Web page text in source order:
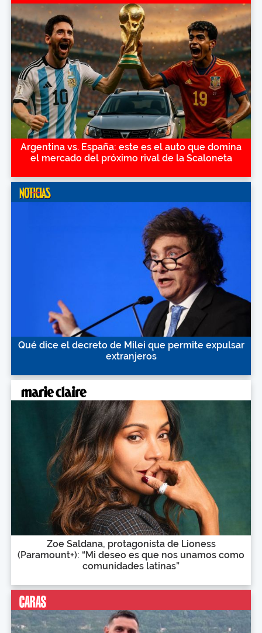
Argentina vs. España: este es el auto que domina
el mercado del próximo rival de la Scaloneta
Qué dice el decreto de Milei que permite expulsar
extranjeros
Zoe Saldana, protagonista de Lioness
(Paramount+): “Mi deseo es que nos unamos como
comunidades latinas”